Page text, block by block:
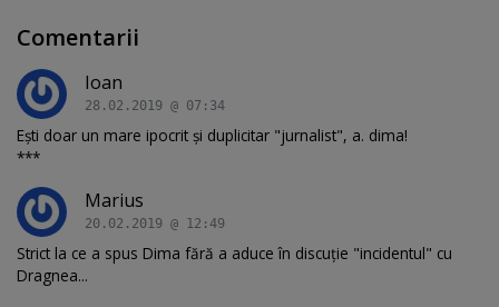
Comentarii
Ioan
28.02.2019 @ 07:34
Eşti doar un mare ipocrit şi duplicitar "jurnalist", a. dima!
***
Marius
20.02.2019 @ 12:49
Strict la ce a spus Dima fără a aduce în discuție "incidentul" cu
Dragnea...